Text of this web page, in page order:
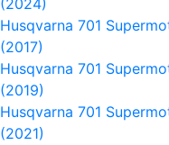
(2024)
Husqvarna 701
(2017)
Husqvarna 701
(2019)
Husqvarna 701
(2021)